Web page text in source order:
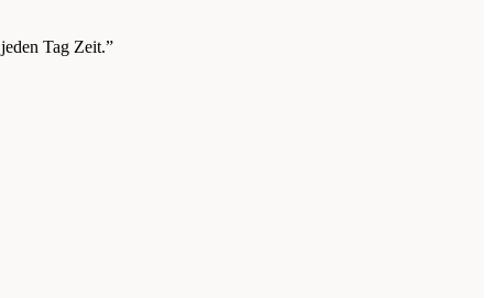
Tag Zeit.”